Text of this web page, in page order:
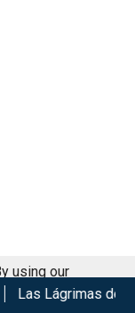
Bael gana en el
using our
Got it